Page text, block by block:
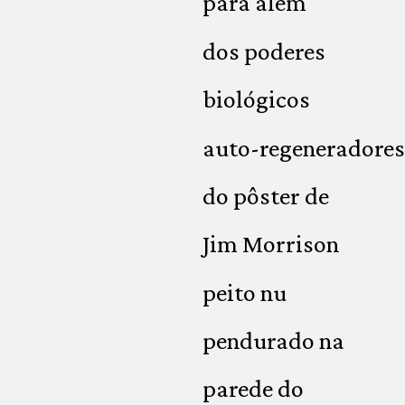
dos poderes
biológicos
auto-
do pôster de
Jim Morrison
peito nu
pendurado na
parede do